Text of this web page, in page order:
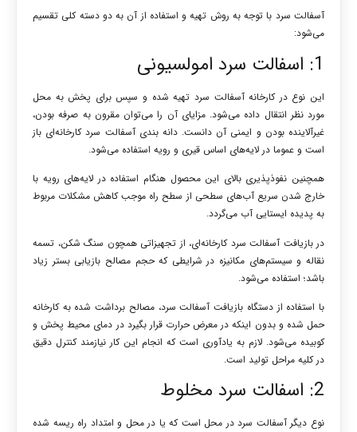
آسفالت سرد با توجه به روش تهیه و استفاده از آن به دو دسته کلی تقسیم
می‌شود:
1: اسفالت سرد امولسیونی
این نوع در کارخانه آسفالت سرد تهیه شده و سپس برای پخش به محل
مورد نظر انتقال داده می‌شود. مزایای آن را می‌توان مقرون به صرفه بودن،
غیرآلاینده بودن و ایمنی آن دانست. دانه بندی آسفالت سرد کارخانه‌ای باز
است و عموما در لایه‌های اساس قیری و رویه استفاده می‌شود.
همچنین نفوذپذیری بالای این محصول هنگام استفاده در لایه‌های رویه با
خارج شدن سریع آب‌های سطحی از سطح راه موجب کاهش مشکلات مربوط
به پدیده ایستایی آب می‌گردد.
در بازیافت آسفالت سرد کارخانه‌ای، از تجهیزاتی همچون سنگ شکن، تسمه
نقاله و سیستم‌های مکانیزه در شرایطی که حجم مصالح بازیابی بستر زیاد
باشد؛ استفاده می‌شود.
با استفاده از دستگاه بازیافت آسفالت سرد، مصالح برداشت شده به کارخانه
حمل شده و بدون اینکه در معرض حرارت قرار بگیرد در دمای محیط پخش و
کوبیده می‌شود. لازم به یادآوری است که انجام این کار نیازمند کنترل دقیق
در کلیه مراحل تولید است.
2: اسفالت سرد مخلوط
نوع دیگر آسفالت سرد در محل است که یا در محل و امتداد راه ریسه شده